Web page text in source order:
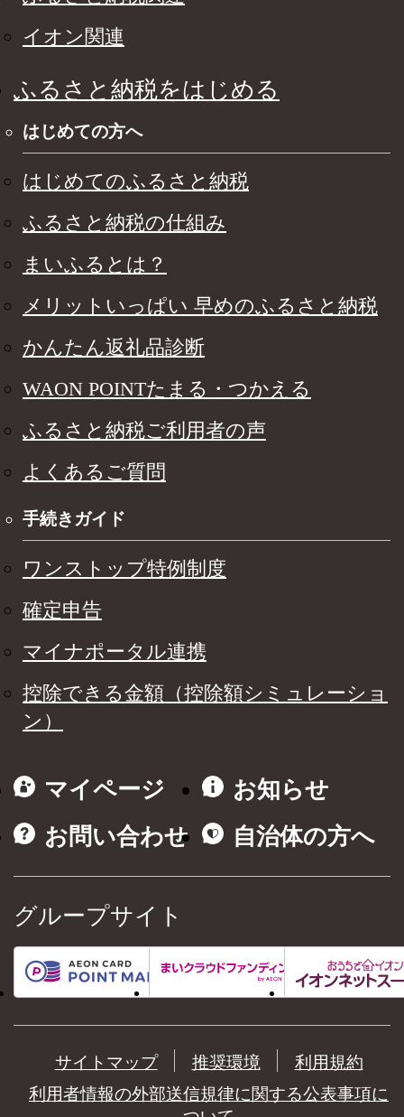
イオン関連
ふるさと納税をはじめる
はじめての方へ
はじめてのふるさと納税
ふるさと納税の仕組み
まいふるとは？
メリットいっぱい 早めのふるさと納税
かんたん返礼品診断
WAON POINTたまる・つかえる
ふるさと納税ご利用者の声
よくあるご質問
手続きガイド
ワンストップ特例制度
確定申告
マイナポータル連携
控除できる金額（控除額シミュレーショ
ン）
マイページ
お知らせ
お問い合わせ
自治体の方へ
グループサイト
サイトマップ 推奨環境
利用規約
利用者情報の外部送信規律に関する公表事項に